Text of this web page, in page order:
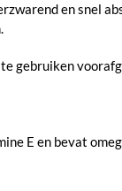
en snel
gebruiken
E en bevat